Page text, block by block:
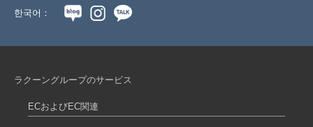
한국어：
ラクーングループのサービス
ECおよびEC関連